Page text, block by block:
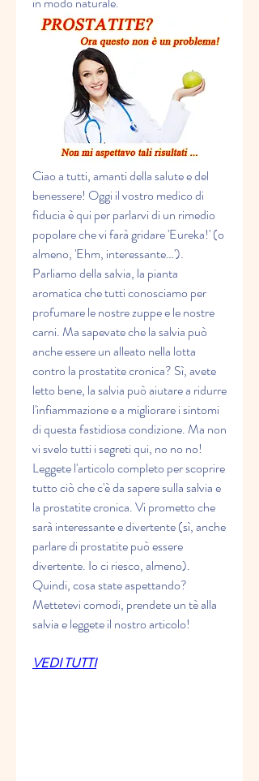
Ciao a tutti, amanti della salute e del
benessere! Oggi il vostro medico di
fiducia è qui per parlarvi di un rimedio
popolare che vi farà gridare 'Eureka!' (o
almeno, 'Ehm, interessante…').
Parliamo della salvia, la pianta
aromatica che tutti conosciamo per
profumare le nostre zuppe e le nostre
carni. Ma sapevate che la salvia può
anche essere un alleato nella lotta
contro la prostatite cronica? Sì, avete
letto bene, la salvia può aiutare a ridurre
l'infiammazione e a migliorare i sintomi
di questa fastidiosa condizione. Ma non
vi svelo tutti i segreti qui, no no no!
Leggete l'articolo completo per scoprire
tutto ciò che c'è da sapere sulla salvia e
la prostatite cronica. Vi prometto che
sarà interessante e divertente (sì, anche
parlare di prostatite può essere
divertente. Io ci riesco, almeno).
Quindi, cosa state aspettando?
Mettetevi comodi, prendete un tè alla
salvia e leggete il nostro articolo!
VEDI TUTTI